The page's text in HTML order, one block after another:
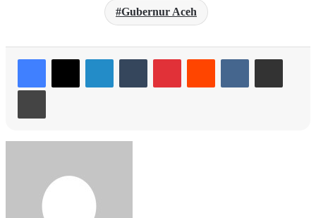
Gubernur Aceh
LinkedInTumblrPinterestReddit VKontakteShare via Email
Print